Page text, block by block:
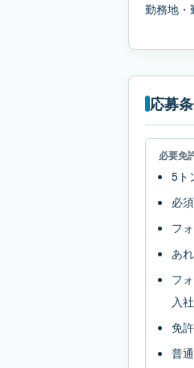
勤務地・
応募
必要免
5ト
必須
フ
あ
フ
入
免
普